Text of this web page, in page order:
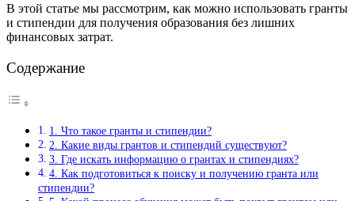
В этой статье мы рассмотрим, как можно использовать гранты
и стипендии для получения образования без лишних
финансовых затрат.
Содержание
1. Что такое гранты и стипендии?
2. Какие виды грантов и стипендий существуют?
3. Где искать информацию о грантах и стипендиях?
4. Как подготовиться к поиску и получению гранта или
стипендии?